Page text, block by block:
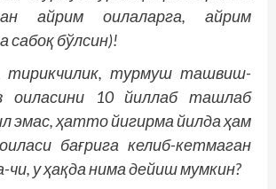
айрим оилаларга, айрим
сабоқ бўлсин)!
тирикчилик, турмуш ташвиш­
оиласини 10 йиллаб ташлаб
эмас, ҳатто йигирма йилда ҳам
бағрига келиб-кетмаган
чи, у ҳақда нима дейиш мумкин?